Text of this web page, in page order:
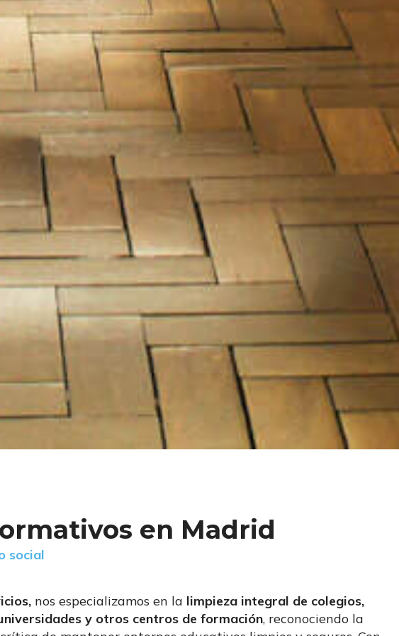
en Madrid
social
nos especializamos en la limpieza integral de colegios,
y otros centros de formación, reconociendo la